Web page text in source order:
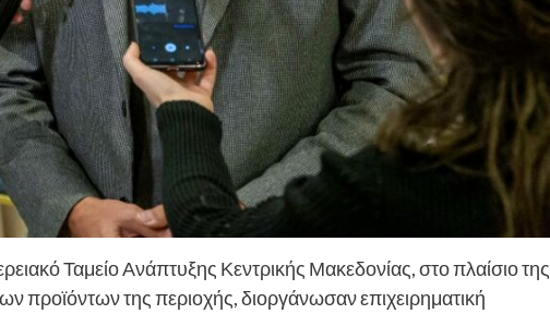
Ταμείο Ανάπτυξης Κεντρικής Μακεδονίας, στο πλαίσιο της
προϊόντων της περιοχής, διοργάνωσαν επιχειρηματική